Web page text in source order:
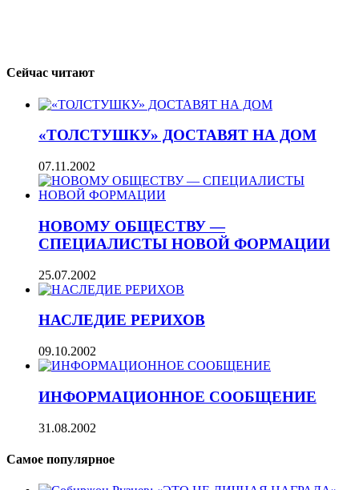
Сейчас читают
«ТОЛСТУШКУ» ДОСТАВЯТ НА ДОМ
07.11.2002
НОВОМУ ОБЩЕСТВУ —
СПЕЦИАЛИСТЫ НОВОЙ ФОРМАЦИИ
25.07.2002
НАСЛЕДИЕ РЕРИХОВ
09.10.2002
ИНФОРМАЦИОННОЕ СООБЩЕНИЕ
31.08.2002
Самое популярное